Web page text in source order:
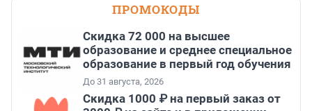
ПРОМОКОДЫ
Скидка 72 000 на высшее
образование и среднее специальное
образование в первый год обучения
До 31 августа, 2026
Скидка 1000 ₽ на первый заказ от